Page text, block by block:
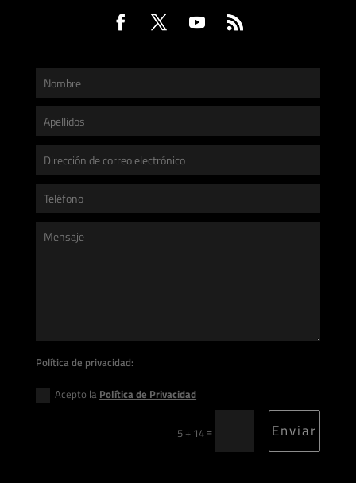
Política de privacidad:
Acepto la Política de Privacidad
5 + 14 = Enviar